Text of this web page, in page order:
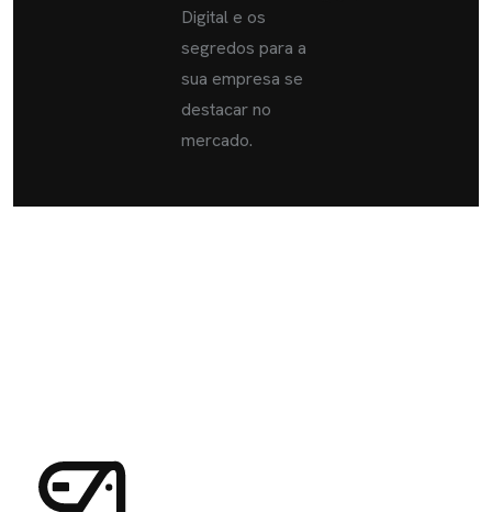
Digital e os
segredos para a
sua empresa se
destacar no
mercado.